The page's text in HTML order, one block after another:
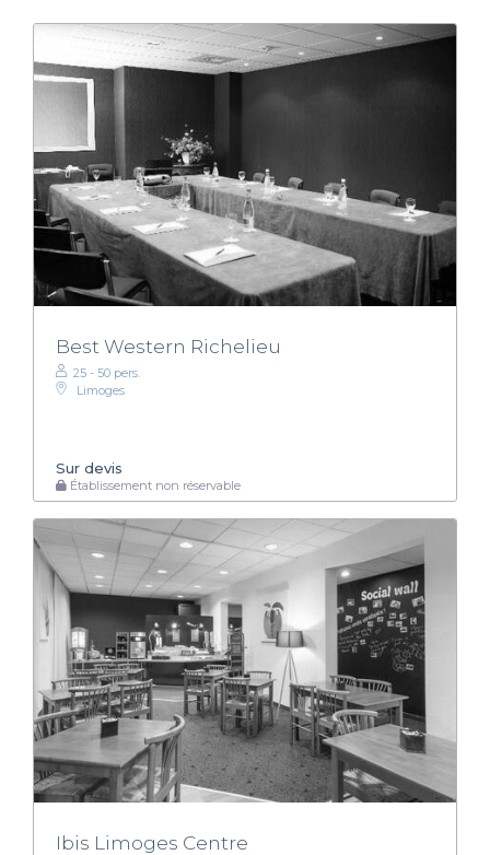
Best Western Richelieu
25 - 50 pers.
Limoges
Sur devis
Établissement non réservable
Ibis Limoges Centre